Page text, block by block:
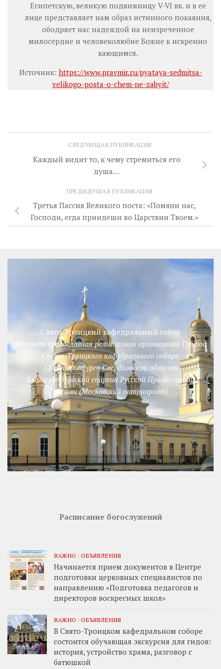
Египетскую, великую подвижницу V-VI вв. и в ее
лице представляет нам образ истинного покаяния,
ободряет нас надеждой на неизреченное
милосердие и человеколюбие Божие к искренно
кающимся.
Источник: https://www.pravmir.ru/pyataya-sedmitsa-
velikogo-posta-o-chem-ne-zabyit/
СЛЕДУЮЩАЯ ПУБЛИКАЦИЯ
Каждый видит то, к чему стремиться его
душа…
ПРЕДЫДУЩАЯ ПУБЛИКАЦИЯ
Третья Пассия Великого поста: «Помяни нас,
Господи, егда приидеши во Царствии Твоем.»
Свято-Троицкий кафедральный собор
Местная православная религиозная организация Приход
Свято-Троицкого кафедрального собора
г.Екатеринбурга Свердловской области
Екатеринбургской епархии Русской Православной
Церкви (Московский патриархат)
Расписание богослужений
ВАЖНО / ОБЪЯВЛЕНИЯ
Начинается прием документов в Центре
подготовки церковных специалистов по
направлению «Подготовка педагогов и
директоров воскресных школ»
ВАЖНО / ОБЪЯВЛЕНИЯ
В Свято-Троицком кафедральном соборе
состоится обучающая экскурсия для гидов:
история, устройство храма, разговор с
батюшкой